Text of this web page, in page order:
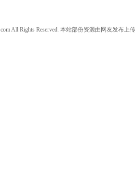
All Rights Reserved. 本站部份资源由网友发布